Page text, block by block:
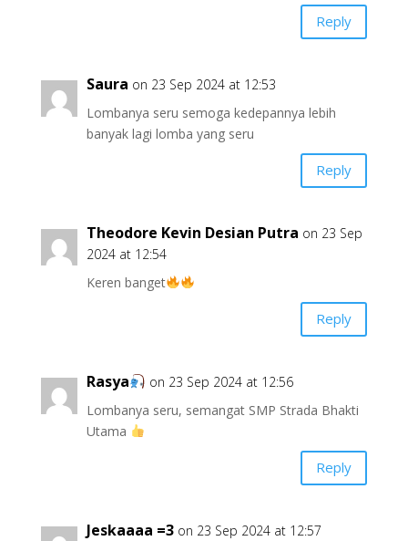
Reply
Saura on 23 Sep 2024 at 12:53
Lombanya seru semoga kedepannya lebih
banyak lagi lomba yang seru
Reply
Theodore Kevin Desian Putra on 23 Sep
2024 at 12:54
Keren banget
Reply
Rasya
on 23 Sep 2024 at 12:56
Lombanya seru, semangat SMP Strada Bhakti
Utama
Reply
Jeskaaaa =3 on 23 Sep 2024 at 12:57